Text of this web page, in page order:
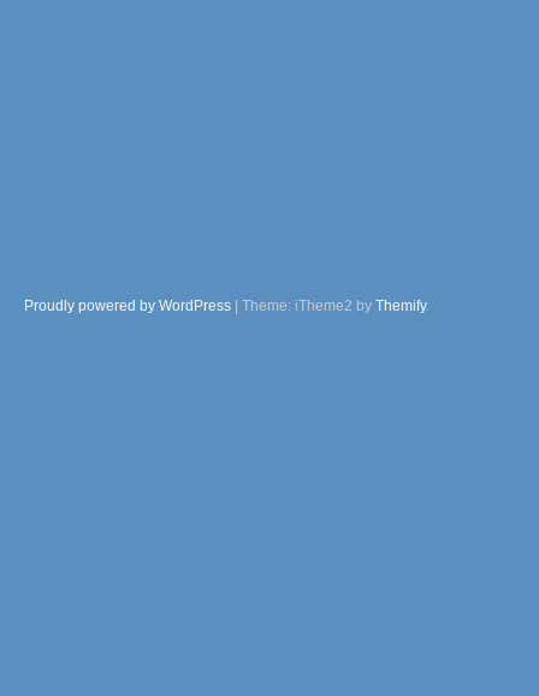
Proudly powered by WordPress | Theme: iTheme2 by Themify.